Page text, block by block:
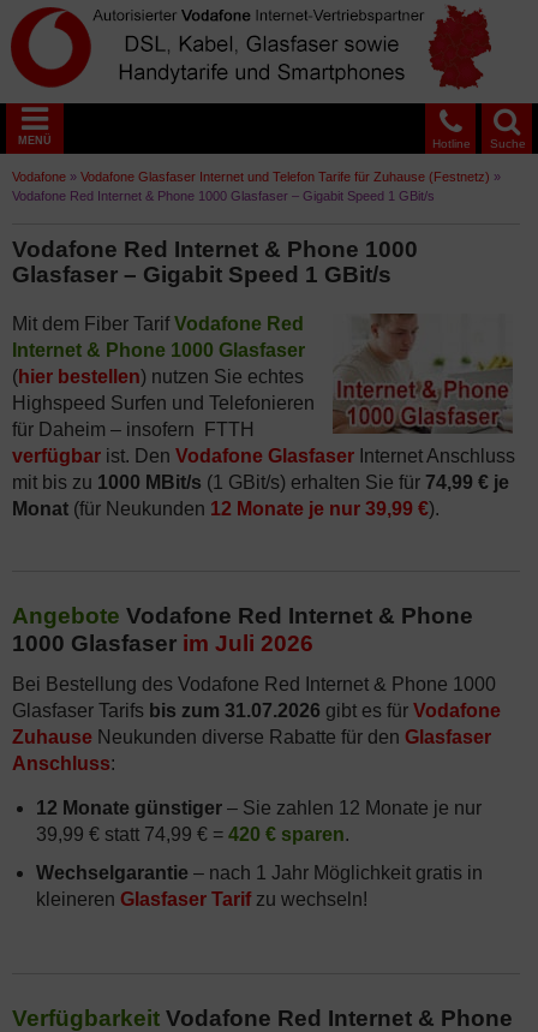
Suche
Hotline
MENÜ
Vodafone » Vodafone Glasfaser Internet und Telefon Tarife für Zuhause (Festnetz) »
Vodafone Red Internet & Phone 1000 Glasfaser – Gigabit Speed 1 GBit/s
Vodafone Red Internet & Phone 1000
Glasfaser – Gigabit Speed 1 GBit/s
Mit dem Fiber TarifVodafone Red
Internet & Phone 1000 Glasfaser
(hier bestellen) nutzen Sie echtes
Highspeed Surfen und Telefonieren
für Daheim – insofern FTTH
verfügbar ist. Den Vodafone Glasfaser Internet Anschluss
mit bis zu 1000 MBit/s (1 GBit/s) erhalten Sie für 74,99 € je
Monat (für Neukunden 12 Monate je nur 39,99 €).
Angebote Vodafone Red Internet & Phone
1000 Glasfaser im Juli 2026
Bei Bestellung des Vodafone Red Internet & Phone 1000
Glasfaser Tarifs bis zum 31.07.2026 gibt es für Vodafone
Zuhause Neukunden diverse Rabatte für den Glasfaser
Anschluss:
12 Monate günstiger – Sie zahlen 12 Monate je nur
39,99 € statt 74,99 € = 420 € sparen.
Wechselgarantie – nach 1 Jahr Möglichkeit gratis in
kleineren Glasfaser Tarifzu wechseln!
Verfügbarkeit Vodafone Red Internet & Phone